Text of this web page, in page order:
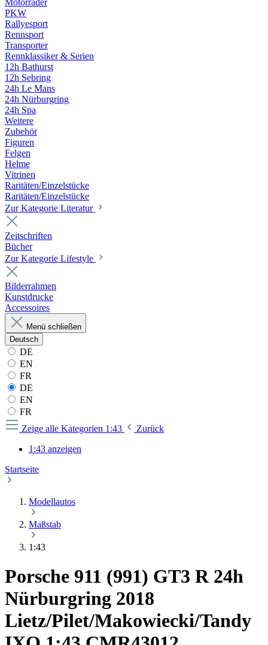
PKW
Rallyesport
Rennsport
Transporter
Rennklassiker & Serien
12h Bathurst
12h Sebring
24h Le Mans
24h Nürburgring
24h Spa
Weitere
Zubehör
Figuren
Felgen
Helme
Vitrinen
Raritäten/Einzelstücke
Raritäten/Einzelstücke
Zur Kategorie Literatur
Zeitschriften
Bücher
Zur Kategorie Lifestyle
Bilderrahmen
Kunstdrucke
Accessoires
Menü schließen
Deutsch
DE
EN
FR
DE
EN
FR
Zeige alle Kategorien 1:43
Zurück
1:43 anzeigen
Startseite
Modellautos
Maßstab
1:43
Porsche 911 (991) GT3 R 24h
Nürburgring 2018
Lietz/Pilet/Makowiecki/Tandy